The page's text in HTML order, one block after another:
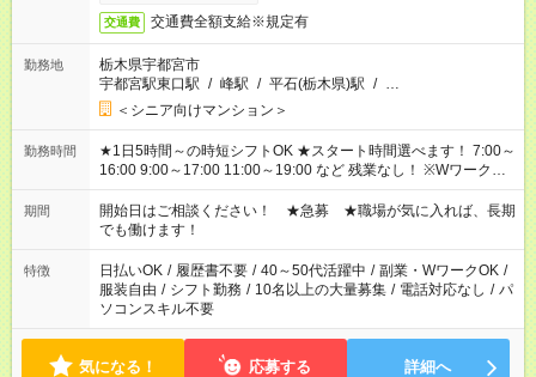
交通費 交通費全額支給※規定有
勤務地
栃木県宇都宮市
宇都宮駅東口駅 / 峰駅 / 平石(栃木県)駅 / …
＜シニア向けマンション＞
勤務時間
★1日5時間～の時短シフトOK ★スタート時間選べます！ 7:00～
16:00 9:00～17:00 11:00～19:00 など 残業なし！ ※Wワークの
場合、他のお仕事と合わせ週40時間超の就業はご案内できませ
ん ※法令に基づき、週20時間以上勤務は社会保険への加入対象
となります ※労働者派遣法（日雇い派遣の原則禁止）により、
短時間・短期間の就業はご案内が難しい場合があります
期間
開始日はご相談ください！ ★急募 ★職場が気に入れば、長期
でも働けます！
特徴 日払いOK / 履歴書不要 / 40～50代活躍中 / 副業・WワークOK /
服装自由 / シフト勤務 / 10名以上の大量募集 / 電話対応なし / パ
ソコンスキル不要
気になる！ 応募する 詳細へ